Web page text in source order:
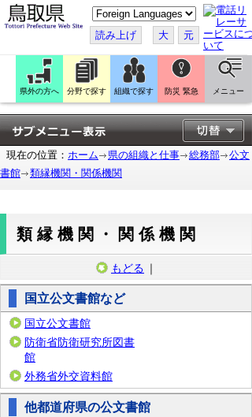
こ
の
ペ
ー
ジ
翻
訳
す
る
読み上げ 大 元
県外の方へ 分野で探す 組織で探す 防災 緊急 メニュー
現在の位置： ホーム 県の組織と仕事 総務部
公文
書館
類縁機関・関係機関
類縁機関・関係機関
もどる ｜
国立公文書館など
国立公文書館
防衛省防衛研究所図書
館
外務省外交資料館
他都道府県の公文書館